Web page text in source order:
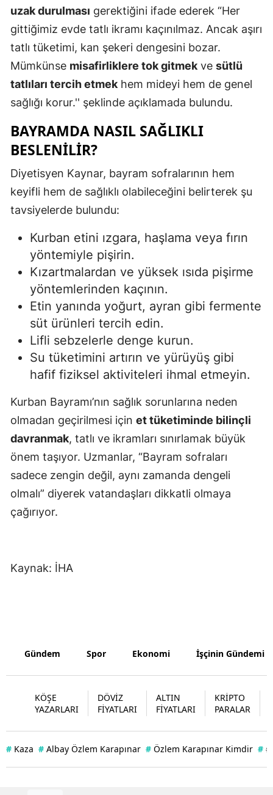
Manisa
Mardin
Muğla
Ordu
Sakarya
Samsun
Tekirdağ
Trabzon
Tunceli
Şanlıurfa
Uşak
Batman
Bartın
Ardahan
uzak durulması gerektiğini ifade ederek “Her
gittiğimiz evde tatlı ikramı kaçınılmaz. Ancak aşırı
tatlı tüketimi, kan şekeri dengesini bozar.
Mümkünse misafirliklere tok gitmek ve sütlü
tatlıları tercih etmek hem mideyi hem de genel
sağlığı korur.'' şeklinde açıklamada bulundu.
BAYRAMDA NASIL SAĞLIKLI
BESLENILIR?
Diyetisyen Kaynar, bayram sofralarının hem
keyifli hem de sağlıklı olabileceğini belirterek şu
tavsiyelerde bulundu:
Kurban etini ızgara, haşlama veya fırın
yöntemiyle pişirin.
Kızartmalardan ve yüksek ısıda pişirme
yöntemlerinden kaçının.
Etin yanında yoğurt, ayran gibi fermente
süt ürünleri tercih edin.
Lifli sebzelerle denge kurun.
Su tüketimini artırın ve yürüyüş gibi
hafif fiziksel aktiviteleri ihmal etmeyin.
Kurban Bayramı’nın sağlık sorunlarına neden
olmadan geçirilmesi için et tüketiminde bilinçli
davranmak, tatlı ve ikramları sınırlamak büyük
önem taşıyor. Uzmanlar, “Bayram sofraları
sadece zengin değil, aynı zamanda dengeli
olmalı” diyerek vatandaşları dikkatli olmaya
çağırıyor.
Kaynak: İHA
Gündem Spor Ekonomi İşçinin Gündemi
KÖŞE
YAZARLARI
DÖVİZ
FİYATLARI
ALTIN
FİYATLARI
KRİPTO
PARALAR
# Kaza # Albay Özlem Karapınar # Özlem Karapınar Kimdir #